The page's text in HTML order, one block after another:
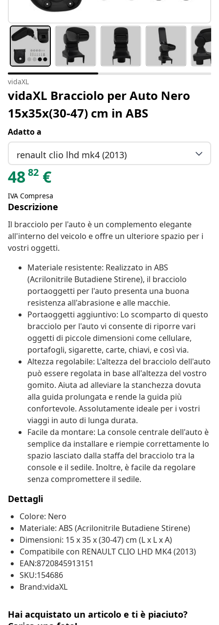
vidaXL
vidaXL Bracciolo per Auto Nero
15x35x(30-47) cm in ABS
Adatto a
renault clio lhd mk4 (2013)
4882 €
IVA Compresa
Descrizione
Il bracciolo per l'auto è un complemento elegante
all'interno del veicolo e offre un ulteriore spazio per i
vostri oggetti.
Materiale resistente: Realizzato in ABS
(Acrilonitrile Butadiene Stirene), il bracciolo
portaoggetti per l'auto presenta una buona
resistenza all'abrasione e alle macchie.
Portaoggetti aggiuntivo: Lo scomparto di questo
bracciolo per l'auto vi consente di riporre vari
oggetti di piccole dimensioni come cellulare,
portafogli, sigarette, carte, chiavi, e così via.
Altezza regolabile: L'altezza del bracciolo dell'auto
può essere regolata in base all'altezza del vostro
gomito. Aiuta ad alleviare la stanchezza dovuta
alla guida prolungata e rende la guida più
confortevole. Assolutamente ideale per i vostri
viaggi in auto di lunga durata.
Facile da montare: La console centrale dell'auto è
semplice da installare e riempie correttamente lo
spazio lasciato dalla staffa del bracciolo tra la
console e il sedile. Inoltre, è facile da regolare
senza compromettere il sedile.
Dettagli
Colore: Nero
Materiale: ABS (Acrilonitrile Butadiene Stirene)
Dimensioni: 15 x 35 x (30-47) cm (L x L x A)
Compatibile con RENAULT CLIO LHD MK4 (2013)
EAN:8720845913151
SKU:154686
Brand:vidaXL
Hai acquistato un articolo e ti è piaciuto?